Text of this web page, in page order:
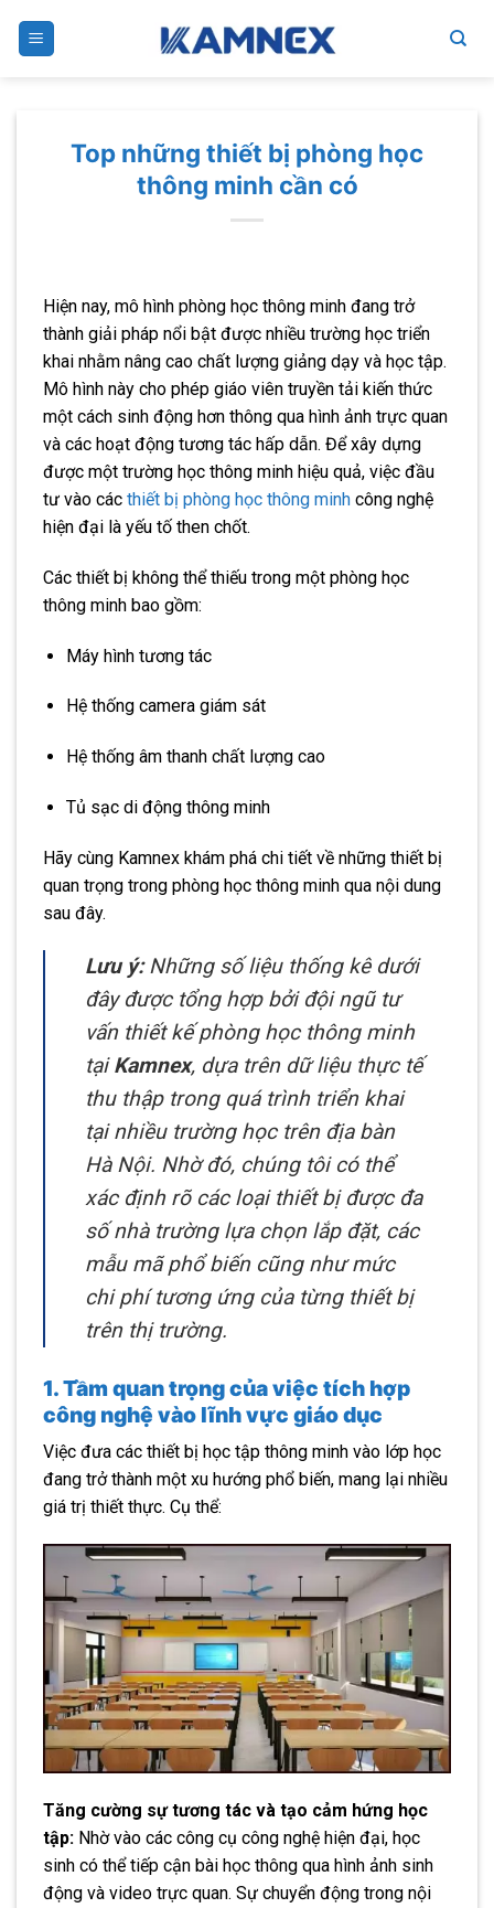
Top những thiết bị phòng học
thông minh cần có
Hiện nay, mô hình phòng học thông minh đang trở
thành giải pháp nổi bật được nhiều trường học triển
khai nhằm nâng cao chất lượng giảng dạy và học tập.
Mô hình này cho phép giáo viên truyền tải kiến thức
một cách sinh động hơn thông qua hình ảnh trực quan
và các hoạt động tương tác hấp dẫn. Để xây dựng
được một trường học thông minh hiệu quả, việc đầu
tư vào các thiết bị phòng học thông minh công nghệ
hiện đại là yếu tố then chốt.
Các thiết bị không thể thiếu trong một phòng học
thông minh bao gồm:
Máy hình tương tác
Hệ thống camera giám sát
Hệ thống âm thanh chất lượng cao
Tủ sạc di động thông minh
Hãy cùng Kamnex khám phá chi tiết về những thiết bị
quan trọng trong phòng học thông minh qua nội dung
sau đây.
Lưu ý:Những số liệu thống kê dưới
đây được tổng hợp bởi đội ngũ tư
vấn thiết kế phòng học thông minh
tạiKamnex, dựa trên dữ liệu thực tế
thu thập trong quá trình triển khai
tại nhiều trường học trên địa bàn
Hà Nội. Nhờ đó, chúng tôi có thể
xác định rõ các loại thiết bị được đa
số nhà trường lựa chọn lắp đặt, các
mẫu mã phổ biến cũng như mức
chi phí tương ứng của từng thiết bị
trên thị trường.
1. Tầm quan trọng của việc tích hợp
công nghệ vào lĩnh vực giáo dục
Việc đưa các thiết bị học tập thông minh vào lớp học
đang trở thành một xu hướng phổ biến, mang lại nhiều
giá trị thiết thực. Cụ thể:
Tăng cường sự tương tác và tạo cảm hứng học
tập: Nhờ vào các công cụ công nghệ hiện đại, học
sinh có thể tiếp cận bài học thông qua hình ảnh sinh
động và video trực quan. Sự chuyển động trong nội